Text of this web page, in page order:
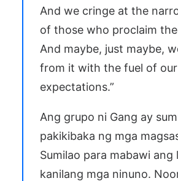
And we cringe at the
of those who proclaim
And maybe, just maybe,
from it with the fuel of
expectations.”
Ang grupo ni Gang ay
pakikibaka ng mga
Sumilao para mabawi ang
kanilang mga ninuno.